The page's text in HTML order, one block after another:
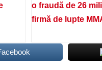
o fraudă de 26
firmă de lupte